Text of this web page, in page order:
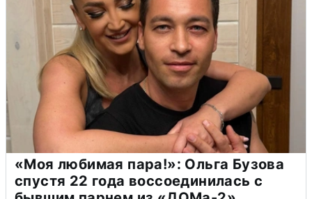
«Моя любимая пара!»: Ольга Бузова
спустя 22 года воссоединилась с